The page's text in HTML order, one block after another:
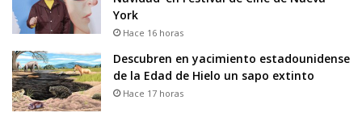
York
Hace 16 horas
Descubren en yacimiento estadounidense
de la Edad de Hielo un sapo extinto
Hace 17 horas